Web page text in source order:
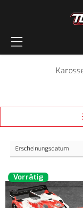
Vorrätig